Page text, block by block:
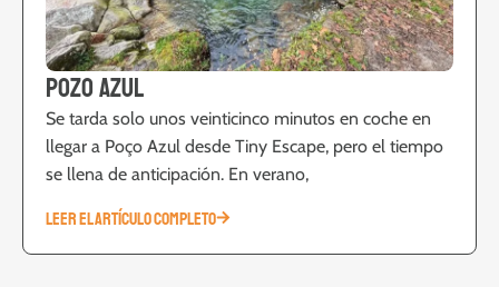
Pozo Azul
Se tarda solo unos veinticinco minutos en coche en
llegar a Poço Azul desde Tiny Escape, pero el tiempo
se llena de anticipación. En verano,
LEER EL ARTÍCULO COMPLETO